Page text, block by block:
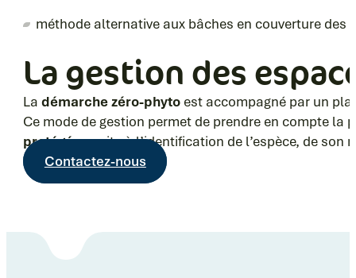
méthode alternative aux bâches en couverture des
La gestion des
Ladémarche zéro-phyto est accompagné par un
Ce mode de gestion permet de prendre en compte la
protégéessuite à l’identification de l’espèce, de son
Contactez-nous